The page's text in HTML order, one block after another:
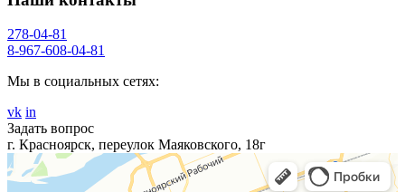
278-04-81
8-967-608-04-81
Мы в социальных сетях:
vk in
Задать вопрос
г. Красноярск, переулок Маяковского, 18г